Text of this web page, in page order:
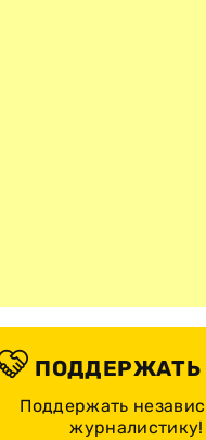
ПОДДЕРЖАТЬ
Поддержать
журналистику!